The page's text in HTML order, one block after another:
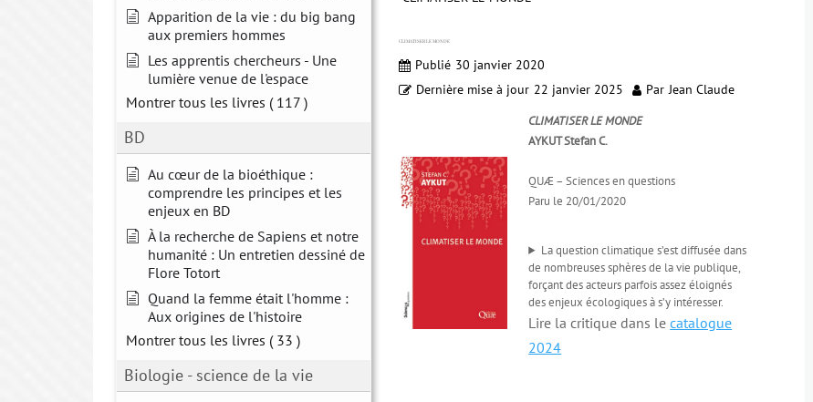
Apparition de la vie : du big bang
aux premiers hommes
Les apprentis chercheurs - Une
lumière venue de l'espace
Montrer tous les livres ( 117 )
BD
Au cœur de la bioéthique :
comprendre les principes et les
enjeux en BD
À la recherche de Sapiens et notre
humanité : Un entretien dessiné de
Flore Totort
Quand la femme était l'homme :
Aux origines de l'histoire
Montrer tous les livres ( 33 )
Biologie - science de la vie
CLIMATISER LE MONDE
Publié 30 janvier 2020
Dernière mise à jour 22 janvier 2025 Par Jean Claude
CLIMATISER LE MONDE
AYKUT Stefan C.
QUÆ – Sciences en questions
Paru le 20/01/2020
La question climatique s’est diffusée dans
de nombreuses sphères de la vie publique,
forçant des acteurs parfois assez éloignés
des enjeux écologiques à s’y intéresser.
Lire la critique dans lecatalogue
2024